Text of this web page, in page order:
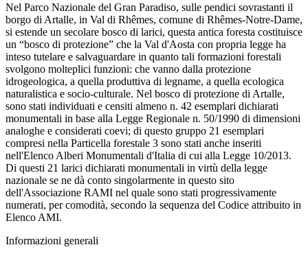
Nel Parco Nazionale del Gran Paradiso, sulle pendici sovrastanti il
borgo di Artalle, in Val di Rhêmes, comune di Rhêmes-Notre-Dame,
si estende un secolare bosco di larici, questa antica foresta costituisce
un “bosco di protezione” che la Val d'Aosta con propria legge ha
inteso tutelare e salvaguardare in quanto tali formazioni forestali
svolgono molteplici funzioni: che vanno dalla protezione
idrogeologica, a quella produttiva di legname, a quella ecologica
naturalistica e socio-culturale. Nel bosco di protezione di Artalle,
sono stati individuati e censiti almeno n. 42 esemplari dichiarati
monumentali in base alla Legge Regionale n. 50/1990 di dimensioni
analoghe e considerati coevi; di questo gruppo 21 esemplari
compresi nella Particella forestale 3 sono stati anche inseriti
nell'Elenco Alberi Monumentali d'Italia di cui alla Legge 10/2013.
Di questi 21 larici dichiarati monumentali in virtù della legge
nazionale se ne dà conto singolarmente in questo sito
dell'Associazione RAMI nel quale sono stati progressivamente
numerati, per comodità, secondo la sequenza del Codice attribuito in
Elenco AMI.
Informazioni generali